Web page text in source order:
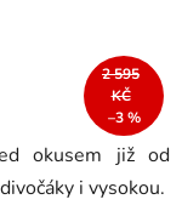
okusem již od
i vysokou.
2 595
KČ
–3 %